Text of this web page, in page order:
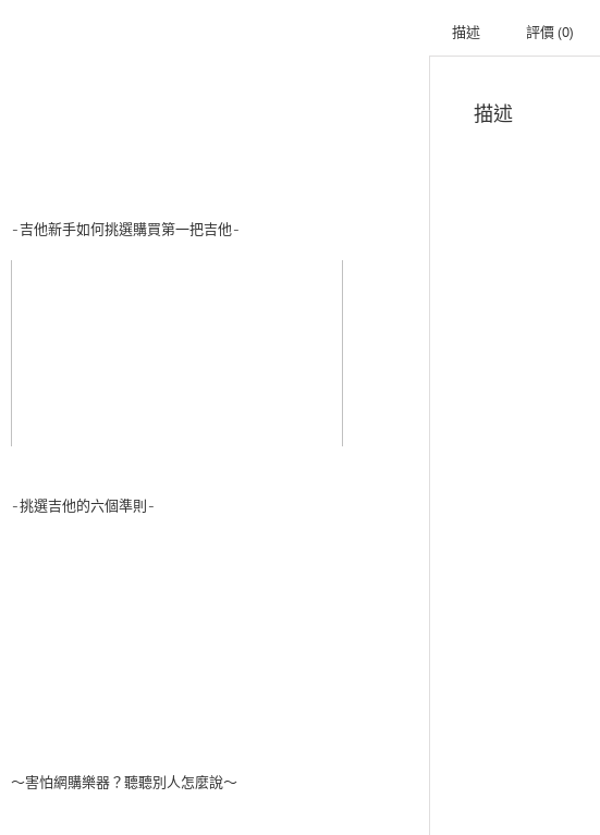
描述 評價 (0)
描述
-吉他新手如何挑選購買第一把吉他-
-挑選吉他的六個準則-
～害怕網購樂器？聽聽別人怎麼說～